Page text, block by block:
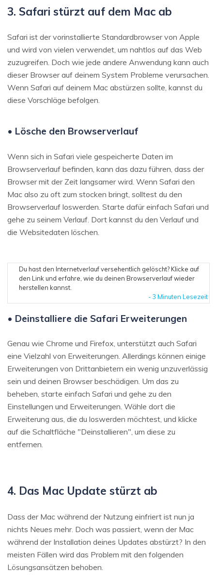
3. Safari stürzt auf dem Mac ab
Safari ist der vorinstallierte Standardbrowser von Apple
und wird von vielen verwendet, um nahtlos auf das Web
zuzugreifen. Doch wie jede andere Anwendung kann auch
dieser Browser auf deinem System Probleme verursachen.
Wenn Safari auf deinem Mac abstürzen sollte, kannst du
diese Vorschläge befolgen.
• Lösche den Browserverlauf
Wenn sich in Safari viele gespeicherte Daten im
Browserverlauf befinden, kann das dazu führen, dass der
Browser mit der Zeit langsamer wird. Wenn Safari den
Mac also zu oft zum stocken bringt, solltest du den
Browserverlauf loswerden. Starte dafür einfach Safari und
gehe zu seinem Verlauf. Dort kannst du den Verlauf und
die Websitedaten löschen.
Du hast den Internetverlauf versehentlich gelöscht? Klicke auf
den Link und erfahre, wie du deinen Browserverlauf wieder
herstellen kannst.
- 3 Minuten Lesezeit
• Deinstalliere die Safari Erweiterungen
Genau wie Chrome und Firefox, unterstützt auch Safari
eine Vielzahl von Erweiterungen. Allerdings können einige
Erweiterungen von Drittanbietern ein wenig unzuverlässig
sein und deinen Browser beschädigen. Um das zu
beheben, starte einfach Safari und gehe zu den
Einstellungen und Erweiterungen. Wähle dort die
Erweiterung aus, die du loswerden möchtest, und klicke
auf die Schaltfläche "Deinstallieren", um diese zu
entfernen.
4. Das Mac Update stürzt ab
Dass der Mac während der Nutzung einfriert ist nun ja
nichts Neues mehr. Doch was passiert, wenn der Mac
während der Installation deines Updates abstürzt? In den
meisten Fällen wird das Problem mit den folgenden
Lösungsansätzen behoben.